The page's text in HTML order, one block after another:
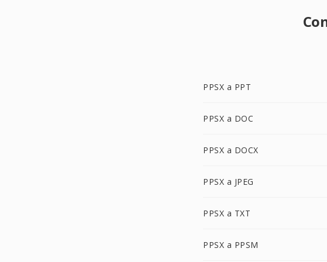
PPSX a PPT
PPSX a DOC
PPSX a DOCX
PPSX a JPEG
PPSX a TXT
PPSX a PPSM